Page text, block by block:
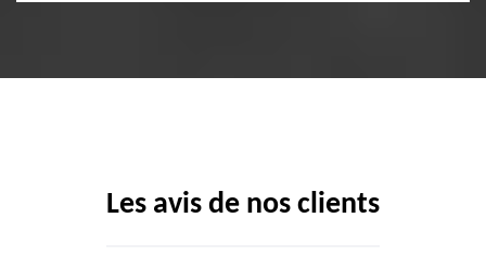
Les avis de nos clients